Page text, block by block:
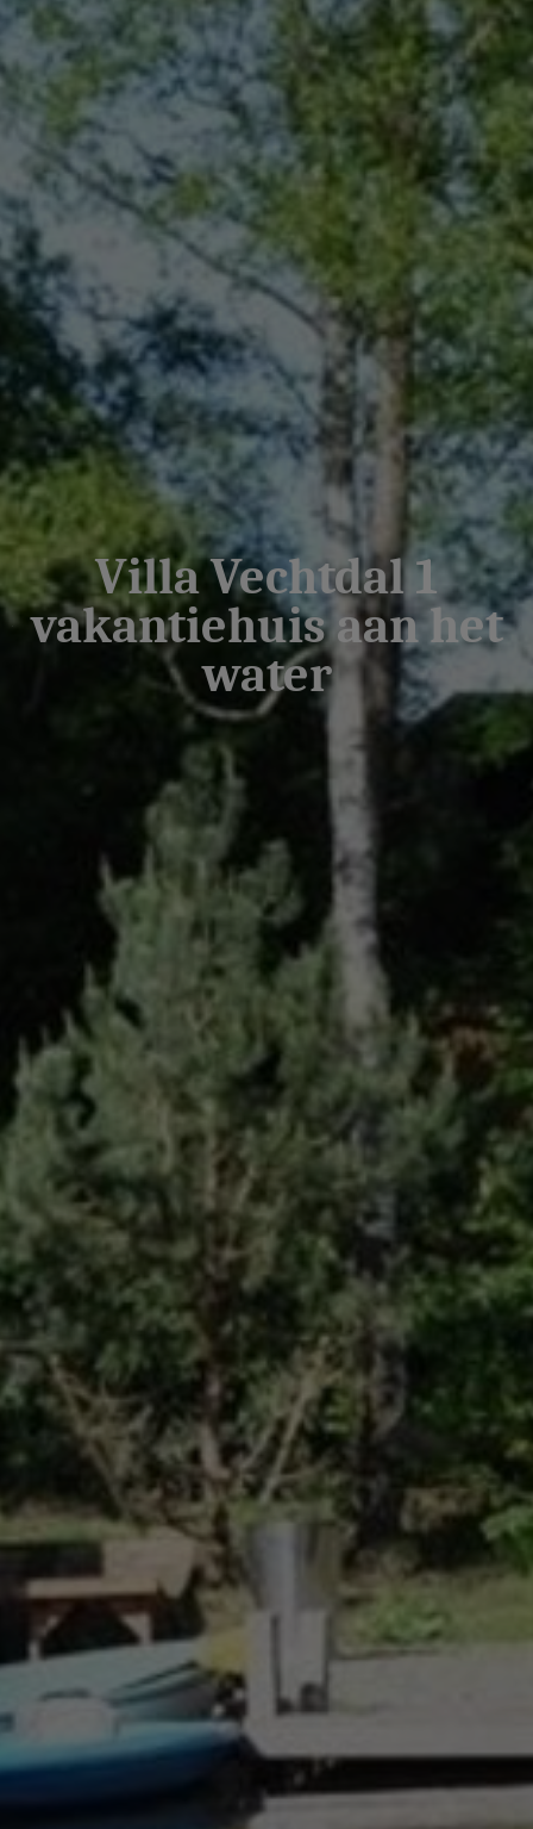
Villa Vechtdal 1
vakantiehuis aan het
water